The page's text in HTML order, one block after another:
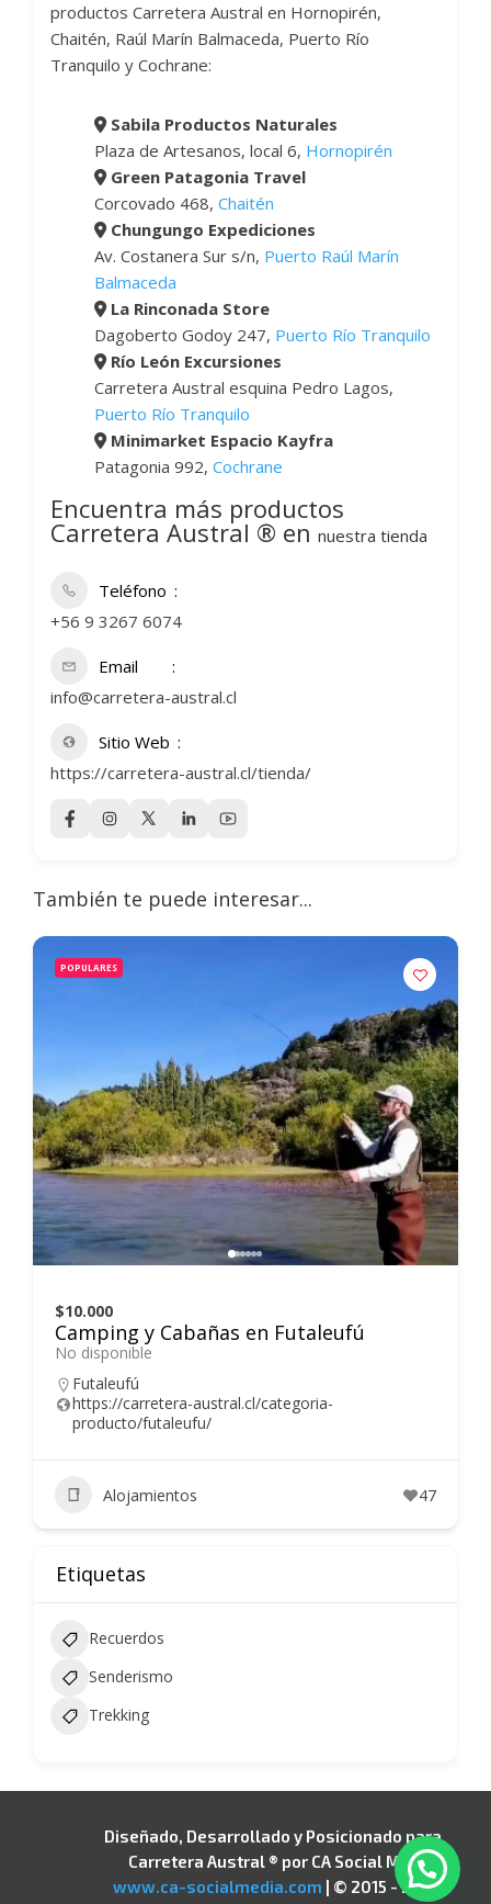
productos Carretera Austral en Hornopirén,
Chaitén, Raúl Marín Balmaceda, Puerto Río
Tranquilo y Cochrane:
Sabila Productos Naturales
Plaza de Artesanos, local 6, Hornopirén
Green Patagonia Travel
Corcovado 468, Chaitén
Chungungo Expediciones
Av. Costanera Sur s/n, Puerto Raúl Marín
Balmaceda
La Rinconada Store
Dagoberto Godoy 247, Puerto Río Tranquilo
Río León Excursiones
Carretera Austral esquina Pedro Lagos,
Puerto Río Tranquilo
Minimarket Espacio Kayfra
Patagonia 992, Cochrane
Encuentra más productos
Carretera Austral ® en nuestra tienda
Teléfono
+56 9 3267 6074
Email
info@carretera-austral.cl
Sitio Web
https://carretera-austral.cl/tienda/
También te puede interesar...
POPULARES
$10.000
Camping y Cabañas en Futaleufú
No disponible
Futaleufú
https://carretera-austral.cl/categoria-
producto/futaleufu/
Alojamientos 47
Etiquetas
Recuerdos
Senderismo
Trekking
Diseñado, Desarrollado y Posicionado para
Carretera Austral ® por CA Social Media |
www.ca-socialmedia.com | © 2015 - 2026